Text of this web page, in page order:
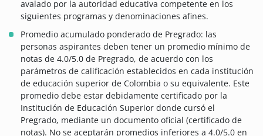
avalado por la autoridad educativa competente en los
siguientes programas y denominaciones afines.
Promedio acumulado ponderado de Pregrado: las
personas aspirantes deben tener un promedio mínimo de
notas de 4.0/5.0 de Pregrado, de acuerdo con los
parámetros de calificación establecidos en cada institución
de educación superior de Colombia o su equivalente. Este
promedio debe estar debidamente certificado por la
Institución de Educación Superior donde cursó el
Pregrado, mediante un documento oficial (certificado de
notas). No se aceptarán promedios inferiores a 4.0/5.0 en